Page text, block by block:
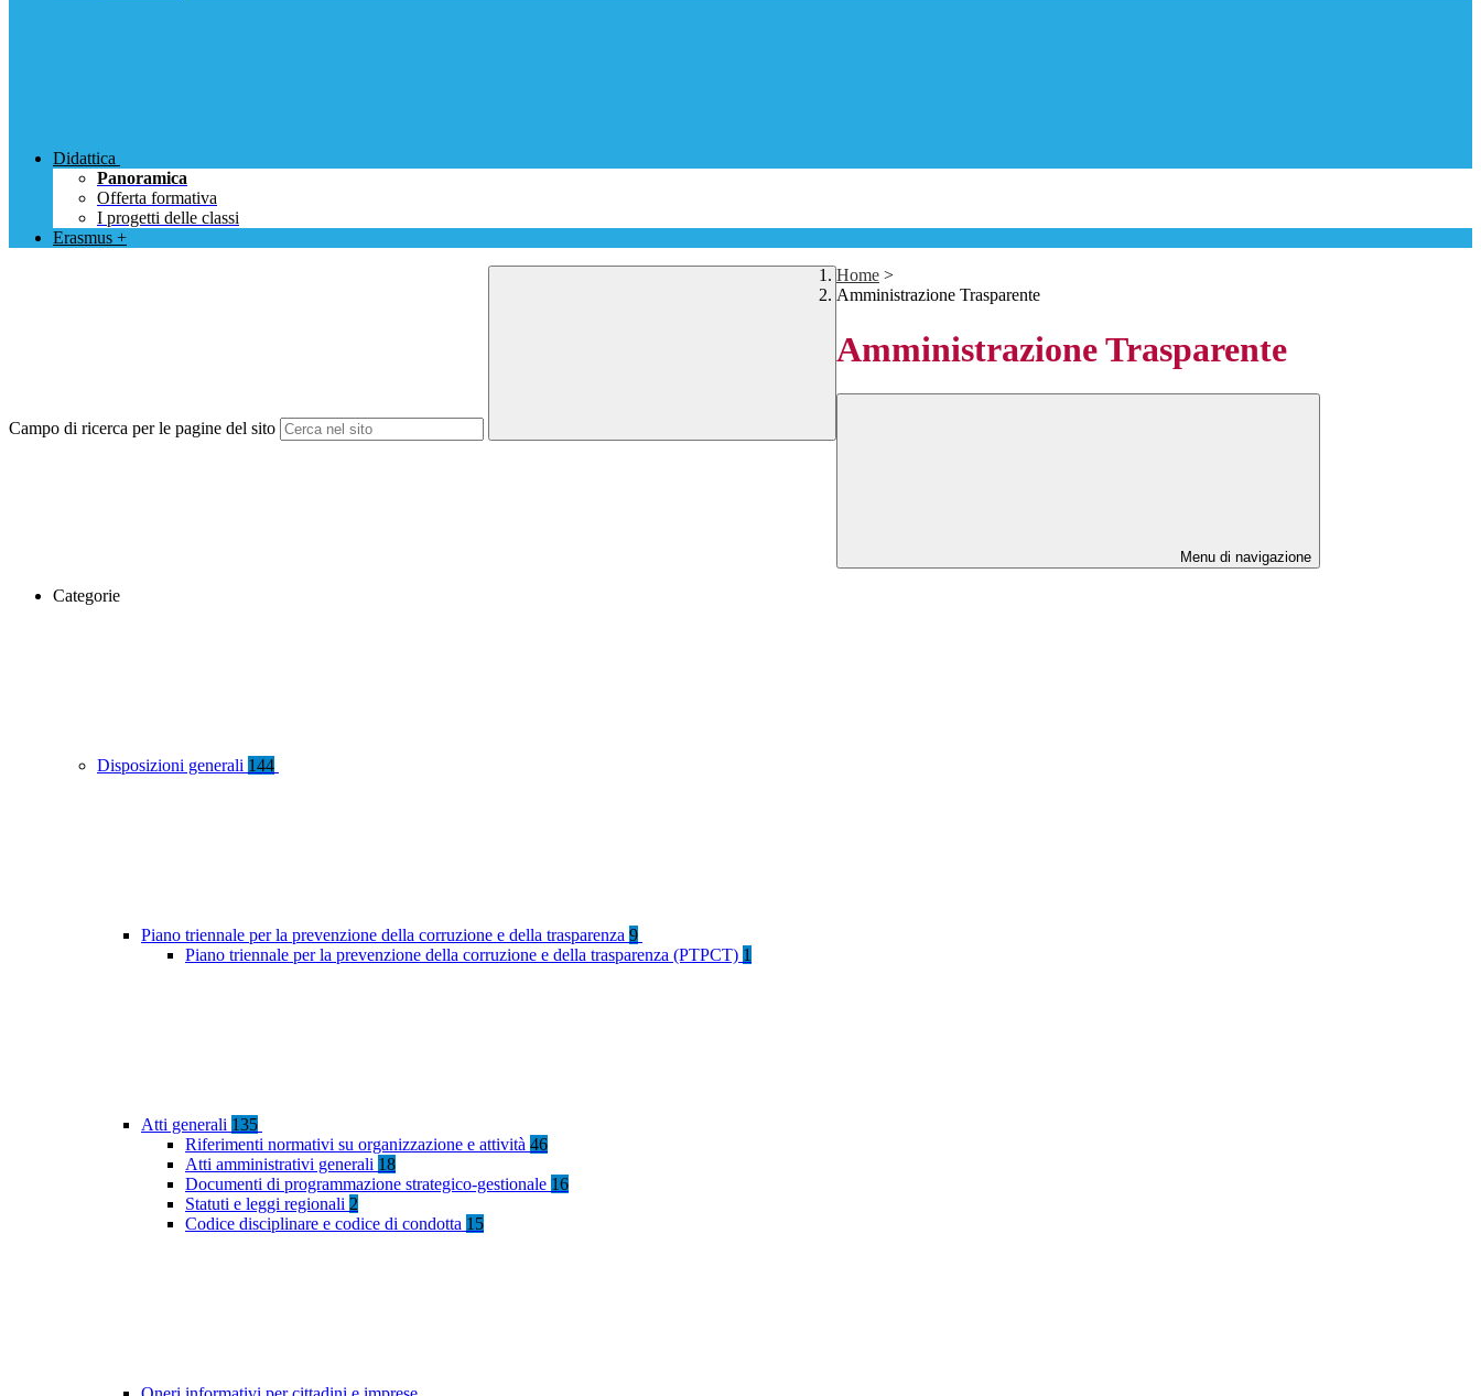
Didattica
Panoramica
Offerta formativa
I progetti delle classi
Erasmus +
Campo di ricerca per le pagine del sito
Home >
Amministrazione Trasparente
Amministrazione Trasparente
Menu di navigazione
Categorie
Disposizioni generali 144
Piano triennale per la prevenzione della corruzione e della trasparenza 9
Piano triennale per la prevenzione della corruzione e della trasparenza (PTPCT) 1
Atti generali 135
Riferimenti normativi su organizzazione e attività 46
Atti amministrativi generali 18
Documenti di programmazione strategico-gestionale 16
Statuti e leggi regionali 2
Codice disciplinare e codice di condotta 15